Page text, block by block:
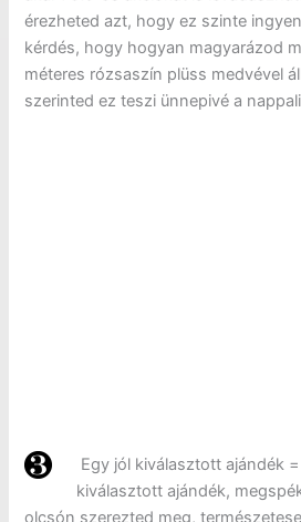
érezheted azt, hogy ez szinte
kérdés, hogy hogyan magyarázod
méteres rózsaszín plüss medvével
szerinted ez teszi ünnepivé a
Egy jól kiválasztott ajándék
kiválasztott ajándék,
olcsón szerezted meg,